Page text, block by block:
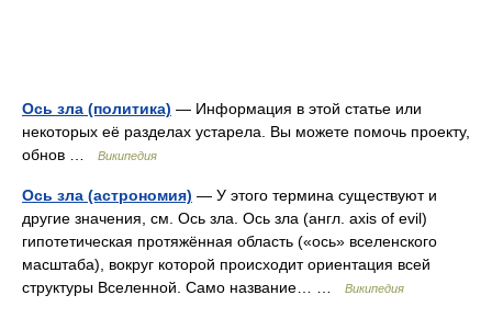
Ось зла (политика) — Информация в этой статье или
некоторых её разделах устарела. Вы можете помочь проекту,
обнов …
Википедия
Ось зла (астрономия) — У этого термина существуют и
другие значения, см. Ось зла. Ось зла (англ. axis of evil)
гипотетическая протяжённая область («ось» вселенского
масштаба), вокруг которой происходит ориентация всей
структуры Вселенной. Само название… …
Википедия